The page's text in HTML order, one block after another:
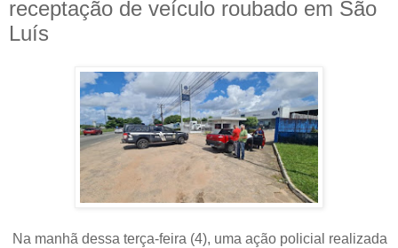
receptação de veículo roubado em São
Luís
Na manhã dessa terça-feira (4), uma ação policial realizada